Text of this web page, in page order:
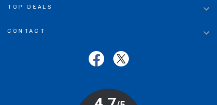
TOP DEALS 
CONTACT 